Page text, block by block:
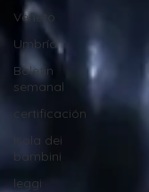
Véneto
Umbría
Boletin
semanal
certificación
Isola dei
bambini
leggi